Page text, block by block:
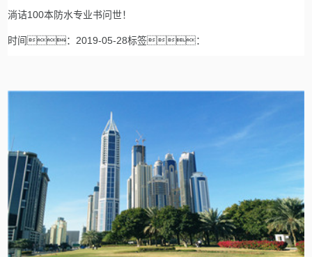
淌诘100本防水专业书问世！
时间：2019-05-28标签：